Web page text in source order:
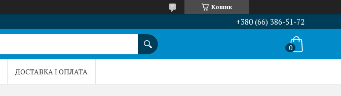
Кошик
+380 (66) 386-51-72
ДОСТАВКА І ОПЛАТА